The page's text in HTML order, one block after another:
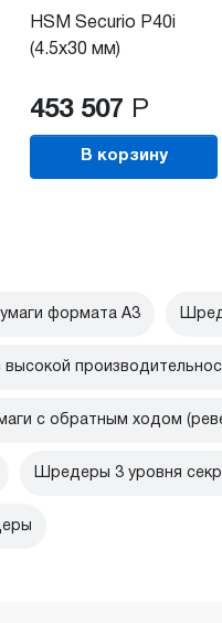
HSM Securio P40i
(4.5x30 мм)
453 507 Р
В корзину
формата А3
с обратным ходом
Шредеры 3 уровня